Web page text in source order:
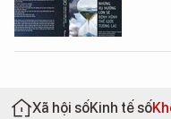
Xã hội sốKinh tế số